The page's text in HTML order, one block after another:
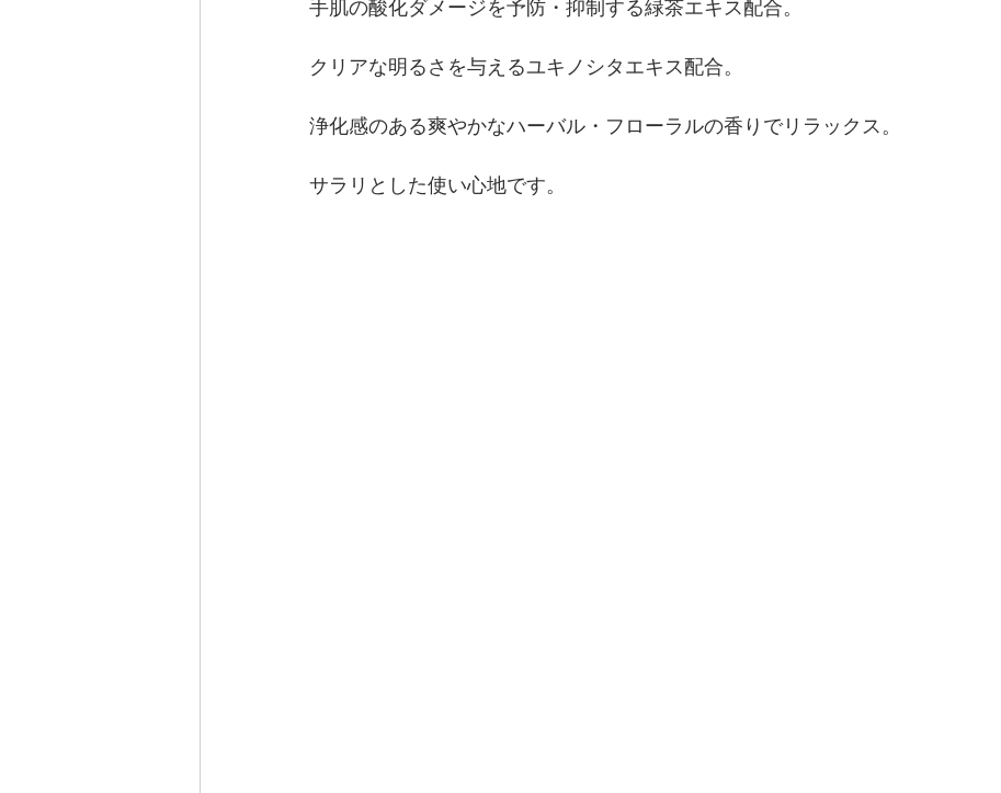
手肌の酸化ダメージを予防・抑制する緑茶エキス配合。
クリアな明るさを与えるユキノシタエキス配合。
浄化感のある爽やかなハーバル・フローラルの香りでリラックス。
サラリとした使い心地です。